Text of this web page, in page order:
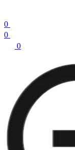
0
0
0